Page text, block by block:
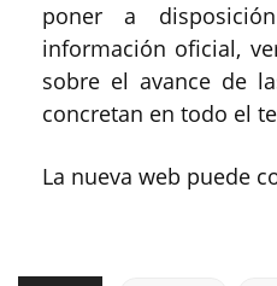
poner a
información oficial,
sobre el avance de
concretan en todo el
La nueva web puede